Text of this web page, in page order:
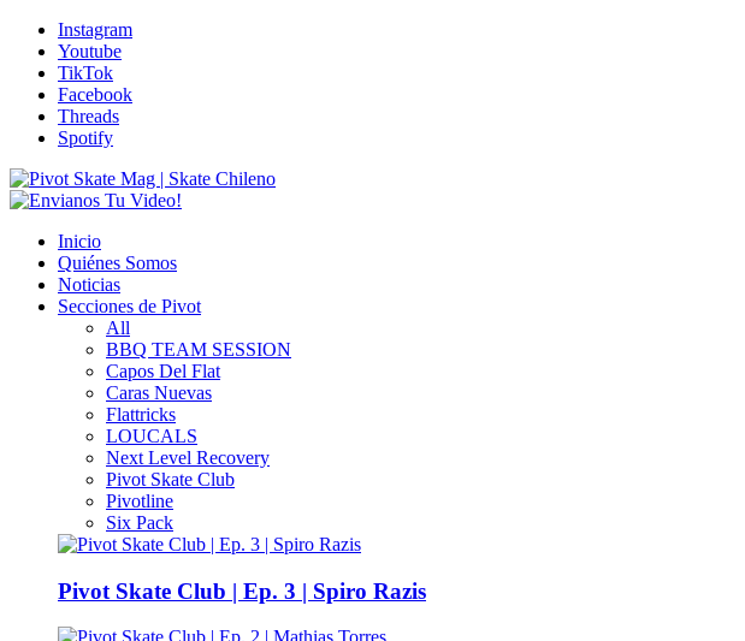
Instagram
Youtube
TikTok
Facebook
Threads
Spotify
Inicio
Quiénes Somos
Noticias
Secciones de Pivot
All
BBQ TEAM SESSION
Capos Del Flat
Caras Nuevas
Flattricks
LOUCALS
Next Level Recovery
Pivot Skate Club
Pivotline
Six Pack
Pivot Skate Club | Ep. 3 | Spiro Razis